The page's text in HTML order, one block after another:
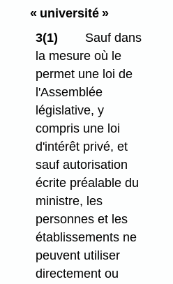
« université »
3(1)
Sauf dans
la mesure où le
permet une loi de
l'Assemblée
législative, y
compris une loi
d'intérêt privé, et
sauf autorisation
écrite préalable du
ministre, les
personnes et les
établissements ne
peuvent utiliser
directement ou